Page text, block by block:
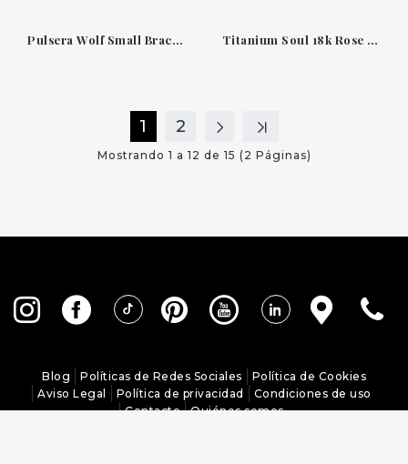
Pulsera Wolf Small Bracelets en oro rosa de 18 quilates con bola pavé de diamantes negros Titanium Soul 18k Rose Gold Pendant with 21 Diamonds
1 2
Mostrando 1 a 12 de 15 (2 Páginas)
Blog Políticas de Redes Sociales
Política de Cookies
Aviso Legal
Política de privacidad
Condiciones de uso
Contacto
Quiénes somos